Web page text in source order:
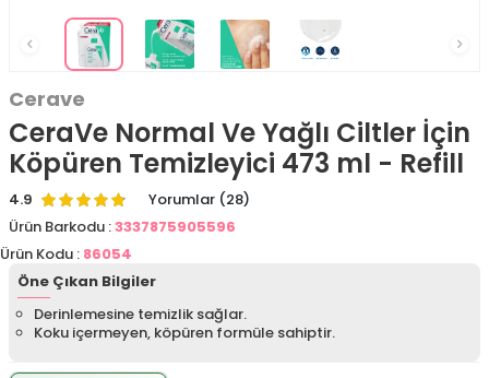
Cerave
CeraVe Normal Ve Yağlı Ciltler İçin
Köpüren Temizleyici 473 ml - Refill
4.9
Yorumlar (28)
Ürün Barkodu :3337875905596
Ürün Kodu : 86054
Öne Çıkan Bilgiler
Derinlemesine temizlik sağlar.
Koku içermeyen, köpüren formüle sahiptir.